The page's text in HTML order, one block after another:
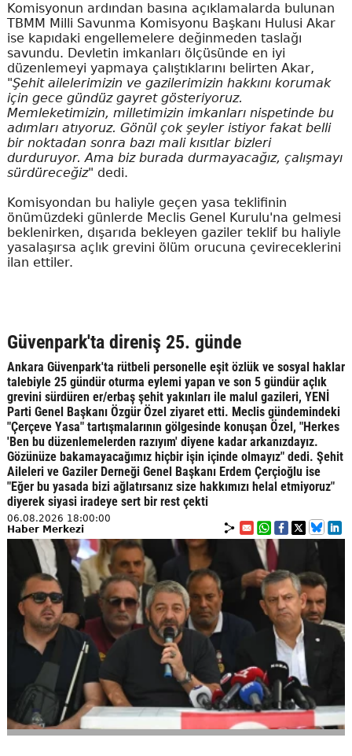
Komisyonun ardından basına açıklamalarda bulunan
TBMM Milli Savunma Komisyonu Başkanı Hulusi Akar
ise kapıdaki engellemelere değinmeden taslağı
savundu. Devletin imkanları ölçüsünde en iyi
düzenlemeyi yapmaya çalıştıklarını belirten Akar,
"Şehit ailelerimizin ve gazilerimizin hakkını korumak
için gece gündüz gayret gösteriyoruz.
Memleketimizin, milletimizin imkanları nispetinde bu
adımları atıyoruz. Gönül çok şeyler istiyor fakat belli
bir noktadan sonra bazı mali kısıtlar bizleri
durduruyor. Ama biz burada durmayacağız, çalışmayı
sürdüreceğiz" dedi.
Komisyondan bu haliyle geçen yasa teklifinin
önümüzdeki günlerde Meclis Genel Kurulu'na gelmesi
beklenirken, dışarıda bekleyen gaziler teklif bu haliyle
yasalaşırsa açlık grevini ölüm orucuna çevireceklerini
ilan ettiler.
Güvenpark'ta direniş 25. günde
Ankara Güvenpark'ta rütbeli personelle eşit özlük ve sosyal haklar
talebiyle 25 gündür oturma eylemi yapan ve son 5 gündür açlık
grevini sürdüren er/erbaş şehit yakınları ile malul gazileri, YENİ
Parti Genel Başkanı Özgür Özel ziyaret etti. Meclis gündemindeki
"Çerçeve Yasa" tartışmalarının gölgesinde konuşan Özel, "Herkes
'Ben bu düzenlemelerden razıyım' diyene kadar arkanızdayız.
Gözünüze bakamayacağımız hiçbir işin içinde olmayız" dedi. Şehit
Aileleri ve Gaziler Derneği Genel Başkanı Erdem Çerçioğlu ise
"Eğer bu yasada bizi ağlatırsanız size hakkımızı helal etmiyoruz"
diyerek siyasi iradeye sert bir rest çekti
06.08.2026 18:00:00
Haber Merkezi